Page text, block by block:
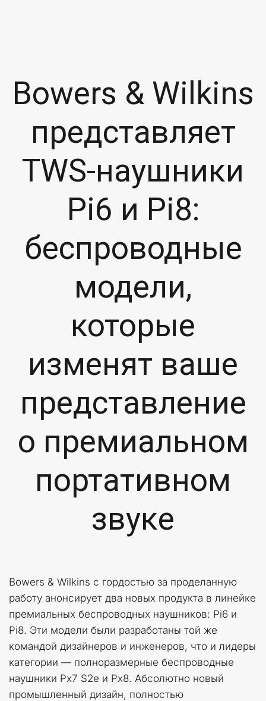
Bowers & Wilkins
представляет
TWS-наушники
Pi6 и Pi8:
беспроводные
модели,
которые
изменят ваше
представление
о премиальном
портативном
звуке
Bowers & Wilkins с гордостью за проделанную
работу анонсирует два новых продукта в линейке
премиальных беспроводных наушников: Pi6 и
Pi8. Эти модели были разработаны той же
командой дизайнеров и инженеров, что и лидеры
категории — полноразмерные беспроводные
наушники Px7 S2e и Px8. Абсолютно новый
промышленный дизайн, полностью